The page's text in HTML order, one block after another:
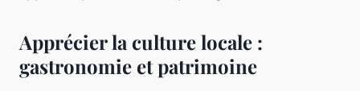
Apprécier la culture locale :
gastronomie et patrimoine